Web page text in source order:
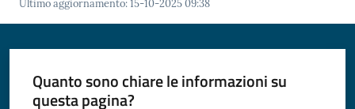
Servizi
Vivere
Concordia
Menu selezionato
Ultimo aggiornamento:15-10-2025 09:38
Quanto sono chiare le informazioni su
questa pagina?